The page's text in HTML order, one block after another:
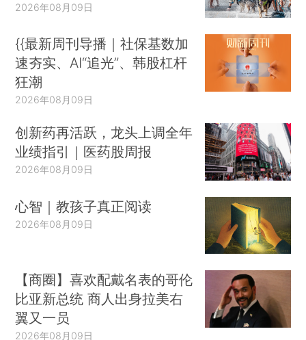
2026年08月09日
{{最新周刊导播｜社保基数加
速夯实、AI“追光”、韩股杠杆
狂潮
2026年08月09日
创新药再活跃，龙头上调全年
业绩指引｜医药股周报
2026年08月09日
心智｜教孩子真正阅读
2026年08月09日
【商圈】喜欢配戴名表的哥伦
比亚新总统 商人出身拉美右
翼又一员
2026年08月09日